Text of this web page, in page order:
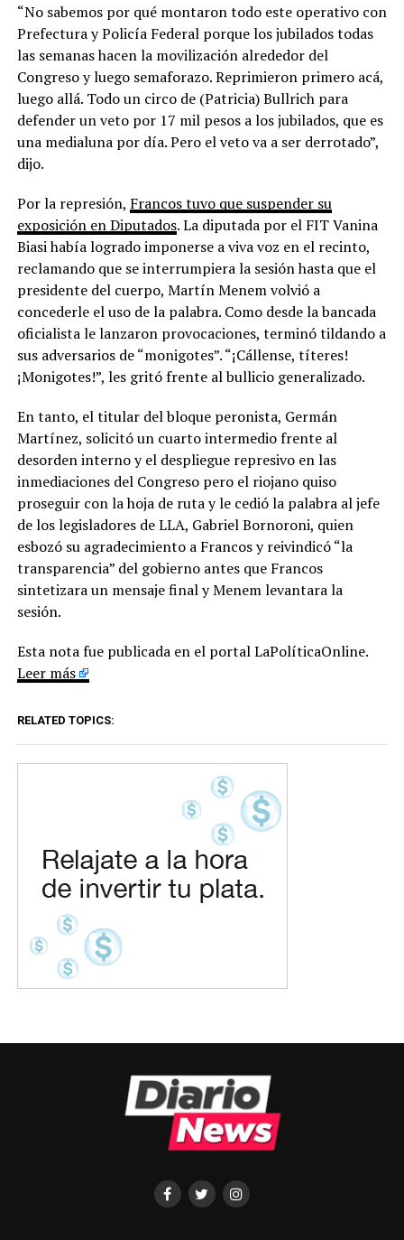
“No sabemos por qué montaron todo este operativo con
Prefectura y Policía Federal porque los jubilados todas
las semanas hacen la movilización alrededor del
Congreso y luego semaforazo. Reprimieron primero acá,
luego allá. Todo un circo de (Patricia) Bullrich para
defender un veto por 17 mil pesos a los jubilados, que es
una medialuna por día. Pero el veto va a ser derrotado”,
dijo.
Por la represión, Francos tuvo que suspender su
exposición en Diputados. La diputada por el FIT Vanina
Biasi había logrado imponerse a viva voz en el recinto,
reclamando que se interrumpiera la sesión hasta que el
presidente del cuerpo, Martín Menem volvió a
concederle el uso de la palabra. Como desde la bancada
oficialista le lanzaron provocaciones, terminó tildando a
sus adversarios de “monigotes”. “¡Cállense, títeres!
¡Monigotes!”, les gritó frente al bullicio generalizado.
En tanto, el titular del bloque peronista, Germán
Martínez, solicitó un cuarto intermedio frente al
desorden interno y el despliegue represivo en las
inmediaciones del Congreso pero el riojano quiso
proseguir con la hoja de ruta y le cedió la palabra al jefe
de los legisladores de LLA, Gabriel Bornoroni, quien
esbozó su agradecimiento a Francos y reivindicó “la
transparencia” del gobierno antes que Francos
sintetizara un mensaje final y Menem levantara la
sesión.
Esta nota fue publicada en el portal LaPolíticaOnline.
Leer más
RELATED TOPICS: